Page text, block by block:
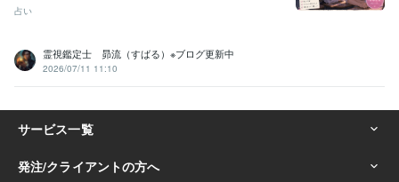
占い
霊視鑑定士 昴流（すばる）※ブログ更新中
2026/07/11 11:10